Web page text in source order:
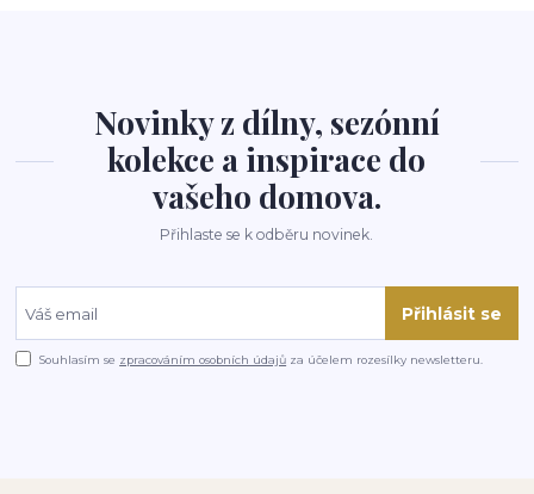
Novinky z dílny, sezónní
kolekce a inspirace do
vašeho domova.
Přihlaste se k odběru novinek.
Přihlásit se
Souhlasím se zpracováním osobních údajů za účelem rozesílky newsletteru.